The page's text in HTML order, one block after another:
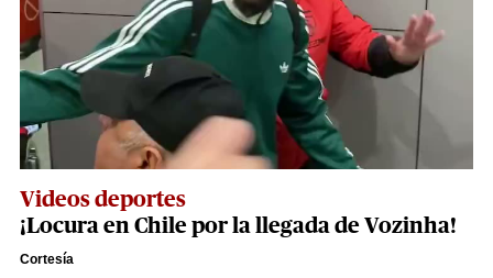
Videos deportes
¡Locura en Chile por la llegada de Vozinha!
Cortesía